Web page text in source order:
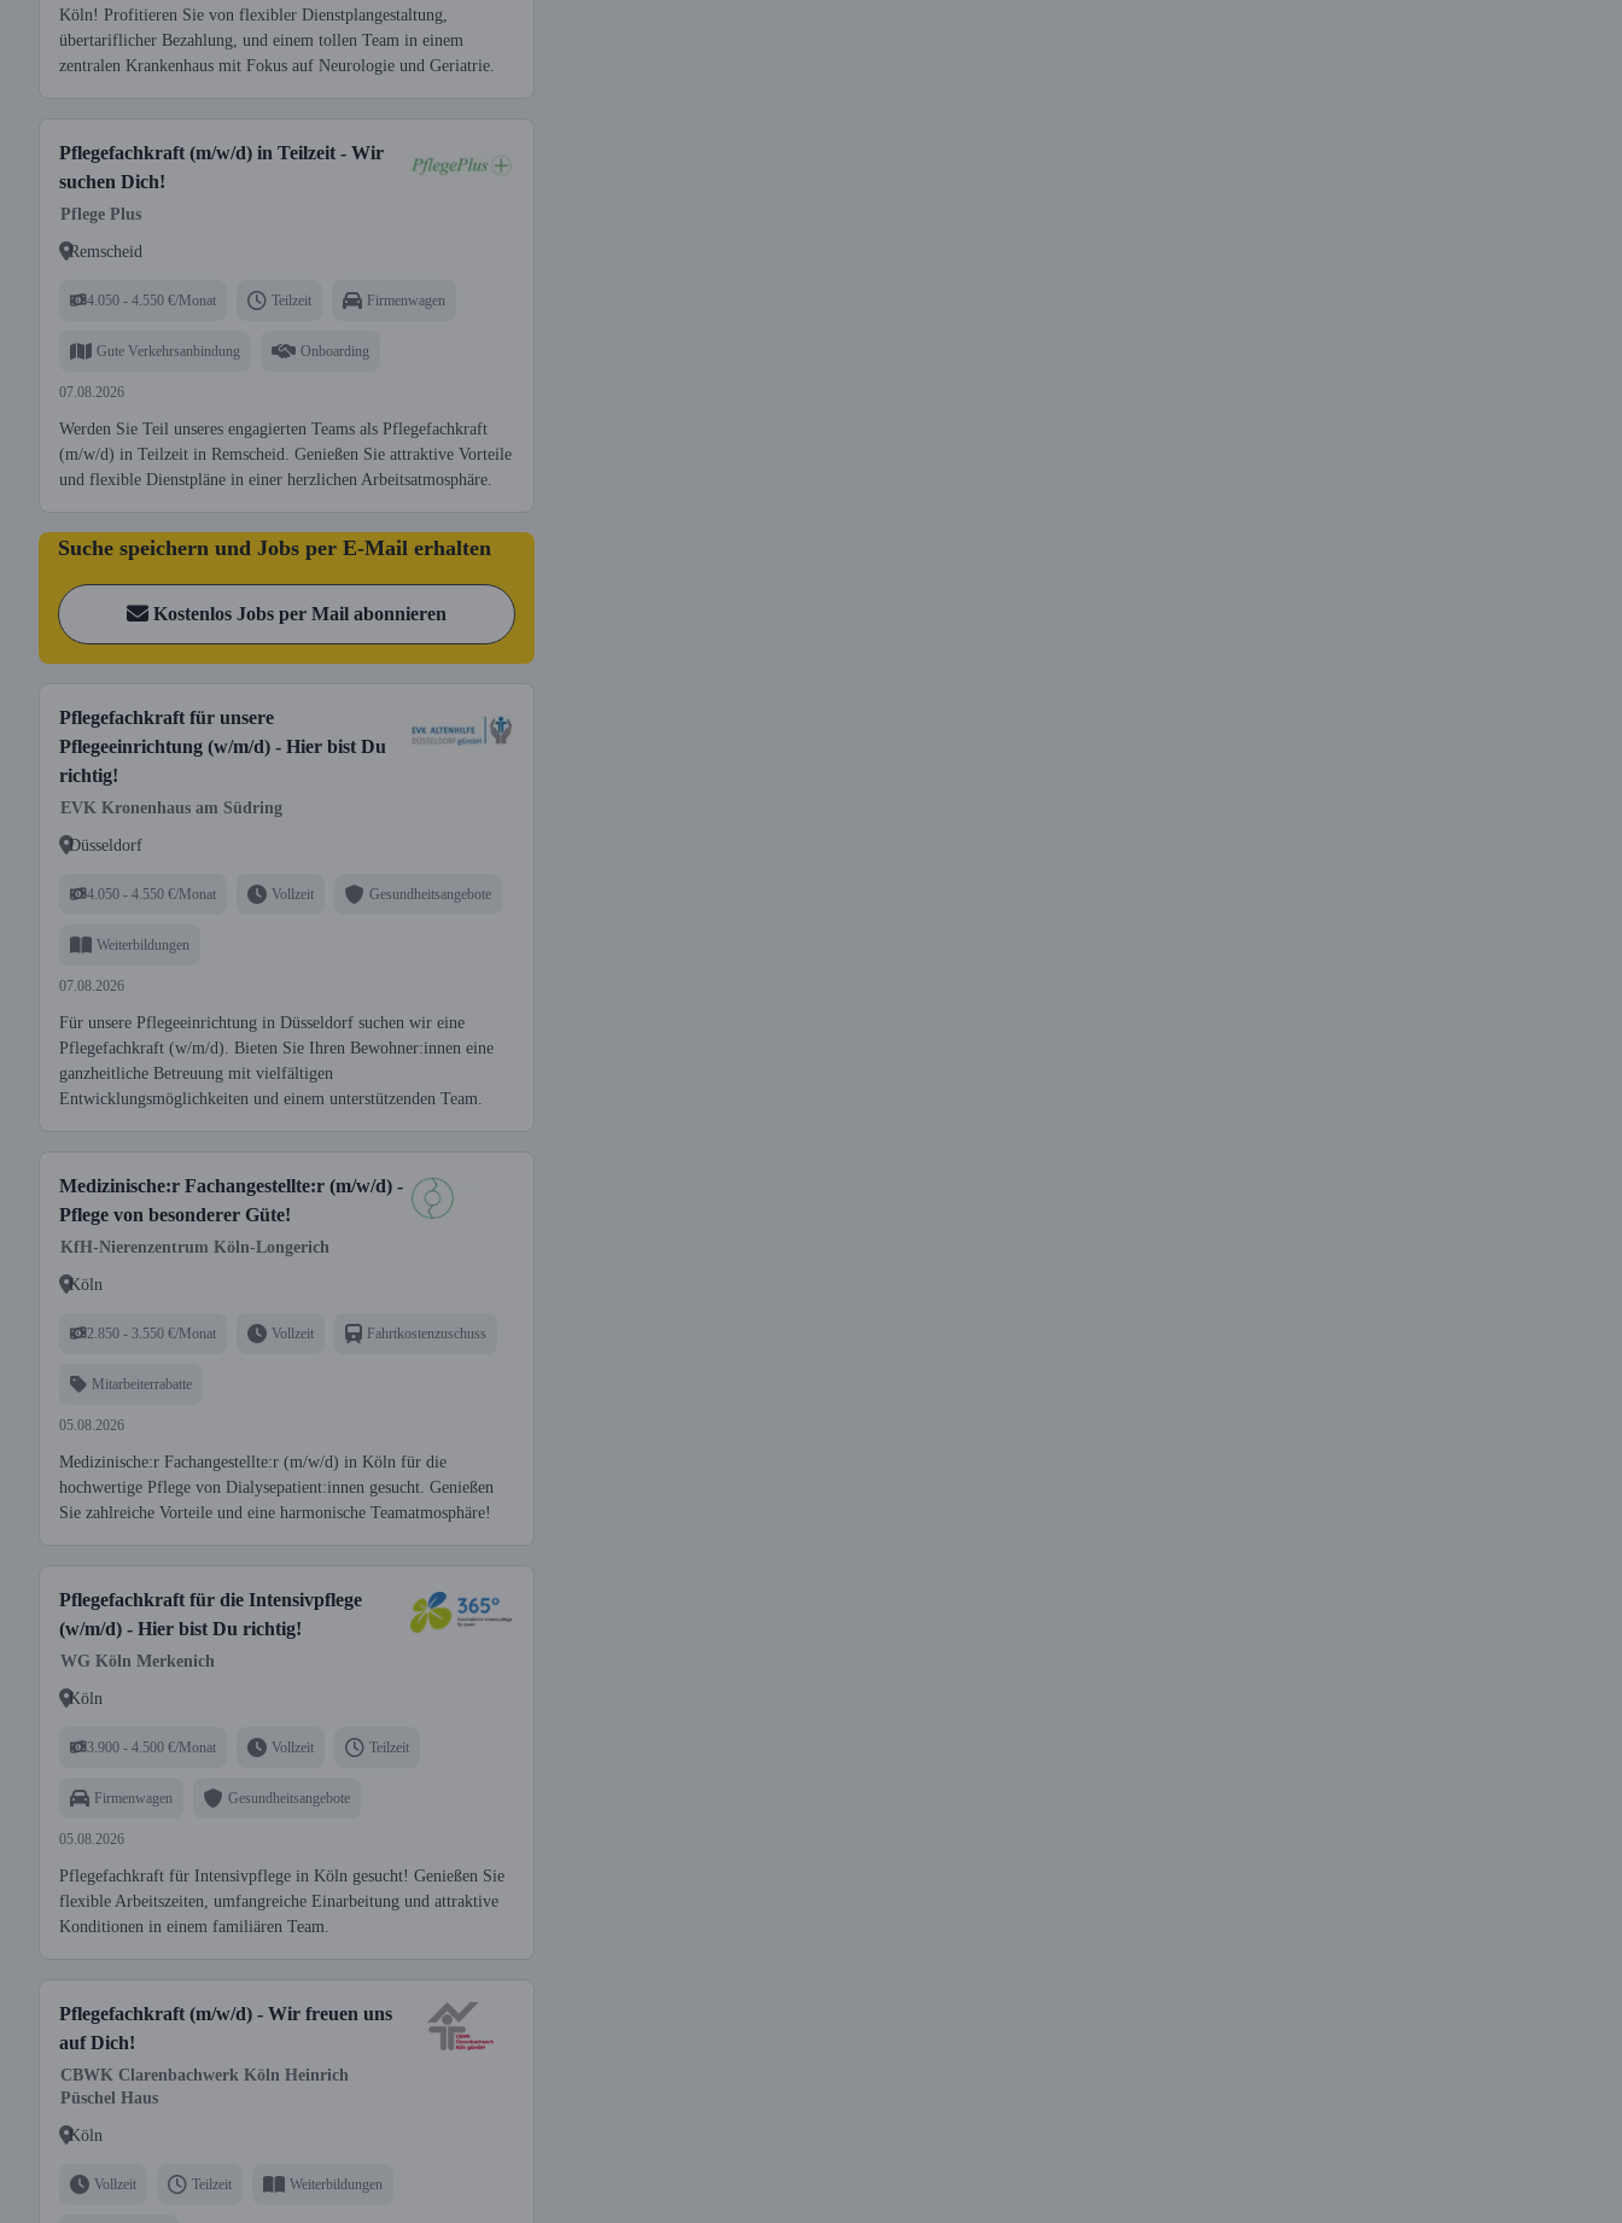
Köln! Profitieren Sie von flexibler Dienstplangestaltung,
übertariflicher Bezahlung, und einem tollen Team in einem
zentralen Krankenhaus mit Fokus auf Neurologie und Geriatrie.
Pflegefachkraft (m/w/d) in Teilzeit - Wir
suchen Dich!
Pflege Plus
Remscheid
4.050 - 4.550 €/Monat Teilzeit Firmenwagen
Gute Verkehrsanbindung Onboarding
07.08.2026
Werden Sie Teil unseres engagierten Teams als Pflegefachkraft
(m/w/d) in Teilzeit in Remscheid. Genießen Sie attraktive Vorteile
und flexible Dienstpläne in einer herzlichen Arbeitsatmosphäre.
Suche speichern und Jobs per E-Mail erhalten
Kostenlos Jobs per Mail abonnieren
Pflegefachkraft für unsere
Pflegeeinrichtung (w/m/d) - Hier bist Du
richtig!
EVK Kronenhaus am Südring
Düsseldorf
4.050 - 4.550 €/Monat Vollzeit Gesundheitsangebote
Weiterbildungen
07.08.2026
Für unsere Pflegeeinrichtung in Düsseldorf suchen wir eine
Pflegefachkraft (w/m/d). Bieten Sie Ihren Bewohner:innen eine
ganzheitliche Betreuung mit vielfältigen
Entwicklungsmöglichkeiten und einem unterstützenden Team.
Medizinische:r Fachangestellte:r (m/w/d) -
Pflege von besonderer Güte!
KfH-Nierenzentrum Köln-Longerich
Köln
2.850 - 3.550 €/Monat Vollzeit Fahrtkostenzuschuss
Mitarbeiterrabatte
05.08.2026
Medizinische:r Fachangestellte:r (m/w/d) in Köln für die
hochwertige Pflege von Dialysepatient:innen gesucht. Genießen
Sie zahlreiche Vorteile und eine harmonische Teamatmosphäre!
Pflegefachkraft für die Intensivpflege
(w/m/d) - Hier bist Du richtig!
WG Köln Merkenich
Köln
3.900 - 4.500 €/Monat Vollzeit Teilzeit
Firmenwagen Gesundheitsangebote
05.08.2026
Pflegefachkraft für Intensivpflege in Köln gesucht! Genießen Sie
flexible Arbeitszeiten, umfangreiche Einarbeitung und attraktive
Konditionen in einem familiären Team.
Pflegefachkraft (m/w/d) - Wir freuen uns
auf Dich!
CBWK Clarenbachwerk Köln Heinrich
Püschel Haus
Köln
Vollzeit Teilzeit Weiterbildungen